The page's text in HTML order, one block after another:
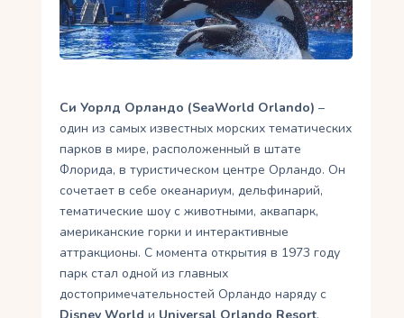
Укр
Си Уорлд Орландо (SeaWorld Orlando) –
один из самых известных морских тематических
парков в мире, расположенный в штате
Флорида, в туристическом центре Орландо. Он
сочетает в себе океанариум, дельфинарий,
тематические шоу с животными, аквапарк,
американские горки и интерактивные
аттракционы. С момента открытия в 1973 году
парк стал одной из главных
достопримечательностей Орландо наряду с